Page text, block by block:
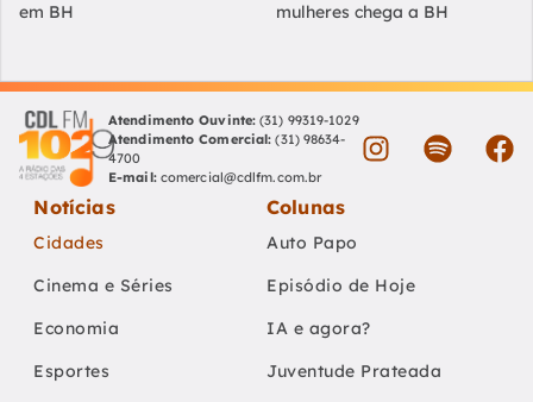
em BH
mulheres chega a BH
Atendimento Ouvinte: (31) 99319-1029
Atendimento Comercial: (31) 98634-
4700
E-mail: comercial@cdlfm.com.br
Notícias
Cidades
Cinema e Séries
Economia
Esportes
Colunas
Auto Papo
Episódio de Hoje
IA e agora?
Juventude Prateada